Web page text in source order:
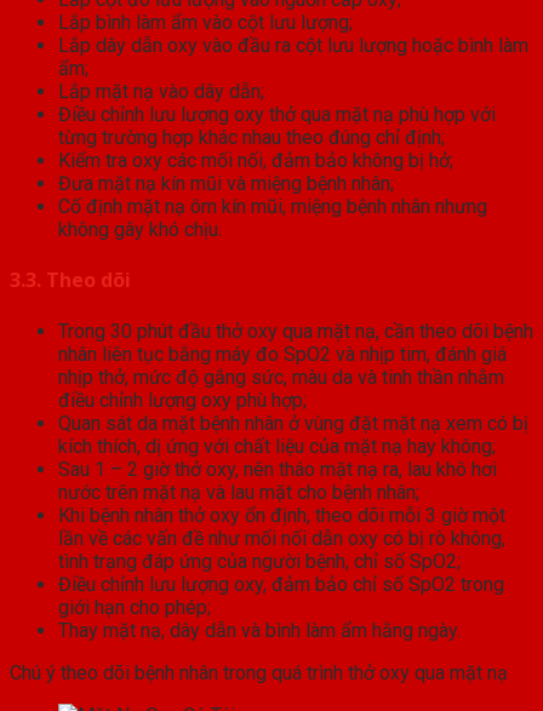
Lắp bình làm ẩm vào cột lưu lượng;
Lắp dây dẫn oxy vào đầu ra cột lưu lượng hoặc bình làm
ẩm;
Lắp mặt nạ vào dây dẫn;
Điều chỉnh lưu lượng oxy thở qua mặt nạ phù hợp với
từng trường hợp khác nhau theo đúng chỉ định;
Kiểm tra oxy các mối nối, đảm bảo không bị hở;
Đưa mặt nạ kín mũi và miệng bệnh nhân;
Cố định mặt nạ ôm kín mũi, miệng bệnh nhân nhưng
không gây khó chịu.
3.3. Theo dõi
Trong 30 phút đầu thở oxy qua mặt nạ, cần theo dõi bệnh
nhân liên tục bằng máy đo SpO2 và nhịp tim, đánh giá
nhịp thở, mức độ gắng sức, màu da và tinh thần nhằm
điều chỉnh lượng oxy phù hợp;
Quan sát da mặt bệnh nhân ở vùng đặt mặt nạ xem có bị
kích thích, dị ứng với chất liệu của mặt nạ hay không;
Sau 1 – 2 giờ thở oxy, nên tháo mặt nạ ra, lau khô hơi
nước trên mặt nạ và lau mặt cho bệnh nhân;
Khi bệnh nhân thở oxy ổn định, theo dõi mỗi 3 giờ một
lần về các vấn đề như mối nối dẫn oxy có bị rò không,
tình trạng đáp ứng của người bệnh, chỉ số SpO2;
Điều chỉnh lưu lượng oxy, đảm bảo chỉ số SpO2 trong
giới hạn cho phép;
Thay mặt nạ, dây dẫn và bình làm ẩm hằng ngày.
Chú ý theo dõi bệnh nhân trong quá trình thở oxy qua mặt nạ